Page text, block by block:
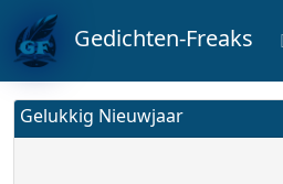
Gedichten-Freaks
Gelukkig Nieuwjaar